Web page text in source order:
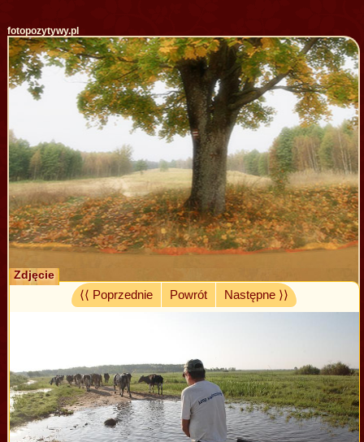
fotopozytywy.pl
Zdjęcie
⟨⟨ Poprzednie
Powrót Następne ⟩⟩